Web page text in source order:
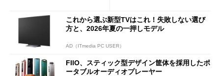
これから選ぶ新型TVはこれ！失敗しない選び
方と、2026年夏の一押しモデル
AD（ITmedia PC USER）
FIIO、スティック型デザイン筐体を採用したポ
ータブルオーディオプレーヤー